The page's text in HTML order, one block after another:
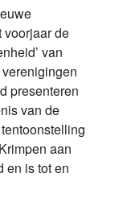
voorjaar de
van
presenteren
van de
aan
en is tot en